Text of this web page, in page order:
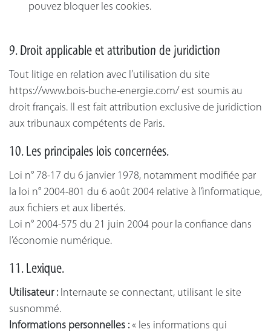
pouvez bloquer les cookies.
9. Droit applicable et attribution de juridiction
Tout litige en relation avec l’utilisation du site
https://www.bois-buche-energie.com/ est soumis au
droit français. Il est fait attribution exclusive de juridiction
aux tribunaux compétents de Paris.
10. Les principales lois concernées.
Loi n° 78-17 du 6 janvier 1978, notamment modifiée par
la loi n° 2004-801 du 6 août 2004 relative à l’informatique,
aux fichiers et aux libertés.
Loi n° 2004-575 du 21 juin 2004 pour la confiance dans
l’économie numérique.
11. Lexique.
Utilisateur : Internaute se connectant, utilisant le site
susnommé.
Informations personnelles : « les informations qui